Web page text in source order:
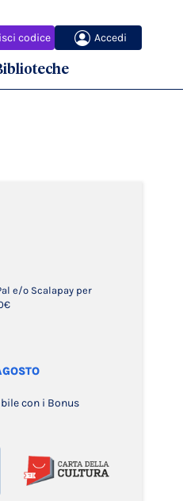
codice Accedi
e/o Scalapay per
con i Bonus